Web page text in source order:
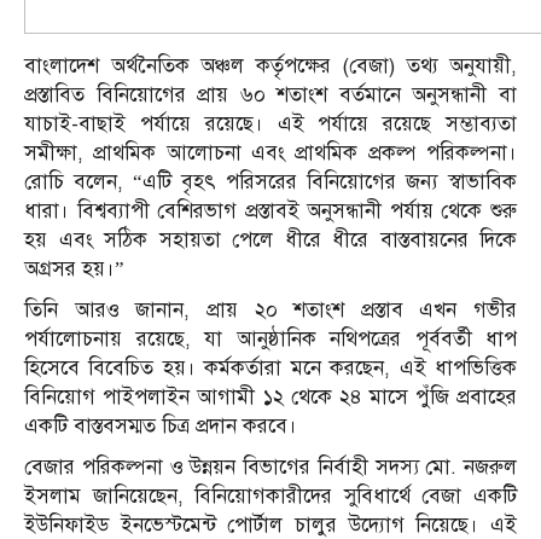
বাংলাদেশ অর্থনৈতিক অঞ্চল কর্তৃপক্ষের (বেজা) তথ্য অনুযায়ী,
প্রস্তাবিত বিনিয়োগের প্রায় ৬০ শতাংশ বর্তমানে অনুসন্ধানী বা
যাচাই-বাছাই পর্যায়ে রয়েছে। এই পর্যায়ে রয়েছে সম্ভাব্যতা
সমীক্ষা, প্রাথমিক আলোচনা এবং প্রাথমিক প্রকল্প পরিকল্পনা।
রোচি বলেন, “এটি বৃহৎ পরিসরের বিনিয়োগের জন্য স্বাভাবিক
ধারা। বিশ্বব্যাপী বেশিরভাগ প্রস্তাবই অনুসন্ধানী পর্যায় থেকে শুরু
হয় এবং সঠিক সহায়তা পেলে ধীরে ধীরে বাস্তবায়নের দিকে
অগ্রসর হয়।”
তিনি আরও জানান, প্রায় ২০ শতাংশ প্রস্তাব এখন গভীর
পর্যালোচনায় রয়েছে, যা আনুষ্ঠানিক নথিপত্রের পূর্ববর্তী ধাপ
হিসেবে বিবেচিত হয়। কর্মকর্তারা মনে করছেন, এই ধাপভিত্তিক
বিনিয়োগ পাইপলাইন আগামী ১২ থেকে ২৪ মাসে পুঁজি প্রবাহের
একটি বাস্তবসম্মত চিত্র প্রদান করবে।
বেজার পরিকল্পনা ও উন্নয়ন বিভাগের নির্বাহী সদস্য মো. নজরুল
ইসলাম জানিয়েছেন, বিনিয়োগকারীদের সুবিধার্থে বেজা একটি
ইউনিফাইড ইনভেস্টমেন্ট পোর্টাল চালুর উদ্যোগ নিয়েছে। এই